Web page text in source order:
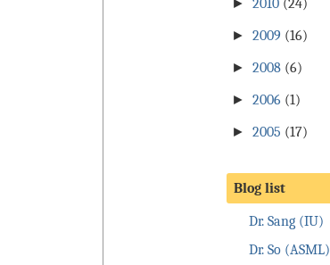
►2010 (24)
►2009 (16)
►2008 (6)
►2006 (1)
►2005 (17)
Blog list
Dr. Sang (IU)
Dr. So (ASML)